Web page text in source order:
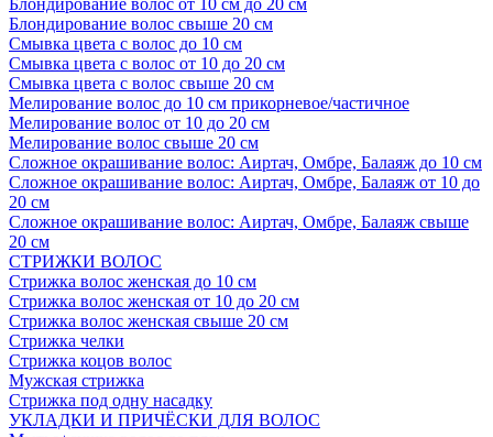
Блондирование волос от 10 см до 20 см
Блондирование волос свыше 20 см
Смывка цвета с волос до 10 см
Смывка цвета с волос от 10 до 20 см
Смывка цвета с волос свыше 20 см
Мелирование волос до 10 см прикорневое/частичное
Мелирование волос от 10 до 20 см
Мелирование волос свыше 20 см
Сложное окрашивание волос: Аиртач, Омбре, Балаяж до 10 см
Сложное окрашивание волос: Аиртач, Омбре, Балаяж от 10 до
20 см
Сложное окрашивание волос: Аиртач, Омбре, Балаяж свыше
20 см
СТРИЖКИ ВОЛОС
Стрижка волос женская до 10 см
Стрижка волос женская от 10 до 20 см
Стрижка волос женская свыше 20 см
Стрижка челки
Стрижка коцов волос
Мужская стрижка
Стрижка под одну насадку
УКЛАДКИ И ПРИЧЁСКИ ДЛЯ ВОЛОС